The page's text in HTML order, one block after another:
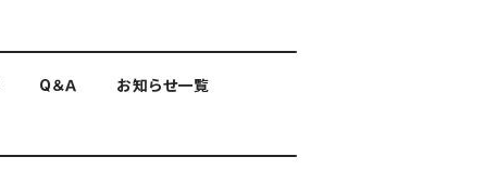
Q＆Ａ お知らせ一覧